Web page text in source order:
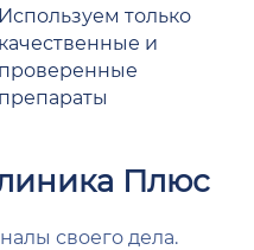
Используем только
качественные и
проверенные
препараты
Плюс
своего дела.